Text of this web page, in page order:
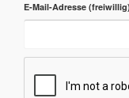
E-Mail-Adresse